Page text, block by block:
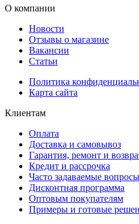
О компании
Новости
Отзывы о магазине
Вакансии
Статьи
Политика
Карта сайта
Клиентам
Оплата
Доставка и самовывоз
Гарантия, ремонт и
Кредит и рассрочка
Часто задаваемые вопросы
Дисконтная программа
Оптовым покупателям
Примеры и готовые